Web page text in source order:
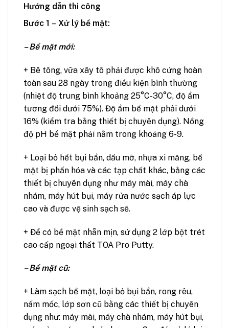
Hướng dẫn thi công
Bước 1 – Xử lý bề mặt:
– Bề mặt mới:
+ Bê tông, vữa xây tô phải được khô cứng hoàn
toàn sau 28 ngày trong điều kiện bình thường
(nhiệt độ trung bình khoảng 25°C-30°C, độ ẩm
tương đối dưới 75%). Độ ẩm bề mặt phải dưới
16% (kiểm tra bằng thiết bị chuyên dụng). Nồng
độ pH bề mặt phải nằm trong khoảng 6-9.
+ Loại bỏ hết bụi bẩn, dầu mỡ, nhựa xi măng, bề
mặt bị phấn hóa và các tạp chất khác, bằng các
thiết bị chuyên dụng như máy mài, máy chà
nhám, máy hút bụi, máy rửa nước sạch áp lực
cao và được vệ sinh sạch sẽ.
+ Để có bề mặt nhẵn mịn, sử dụng 2 lớp bột trét
cao cấp ngoại thất TOA Pro Putty.
– Bề mặt cũ:
+ Làm sạch bề mặt, loại bỏ bụi bẩn, rong rêu,
nấm mốc, lớp sơn cũ bằng các thiết bị chuyên
dụng như: máy mài, máy chà nhám, máy hút bụi,